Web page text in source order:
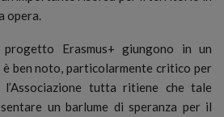
opera.
Erasmus+ giungono in un
ben noto, particolarmente critico per
tutta ritiene che tale
un barlume di speranza per il